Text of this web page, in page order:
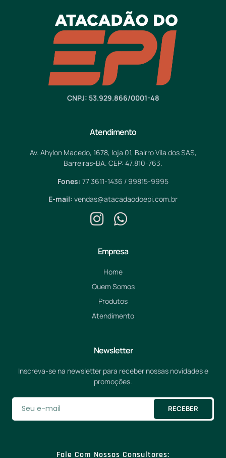
CNPJ: 53.929.866/0001-48
Atendimento
Av. Ahylon Macedo, 1678, loja 01, Bairro Vila dos SAS,
Barreiras-BA. CEP: 47.810-763.
Fones: 77 3611-1436 / 99815-9995
E-mail: vendas@atacadaodoepi.com.br
Empresa
Home
Quem Somos
Produtos
Atendimento
Newsletter
Inscreva-se na newsletter para receber nossas novidades e
promoções.
RECEBER
Fale Com Nossos Consultores: